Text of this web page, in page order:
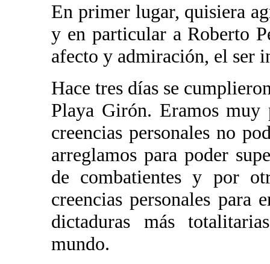
En primer lugar, quisiera
y en particular a Roberto
afecto y admiración, el ser
Hace tres días se
Playa Girón. Eramos muy
creencias personales no
arreglamos para poder
de combatientes y por
creencias personales para
dictaduras más
mundo.